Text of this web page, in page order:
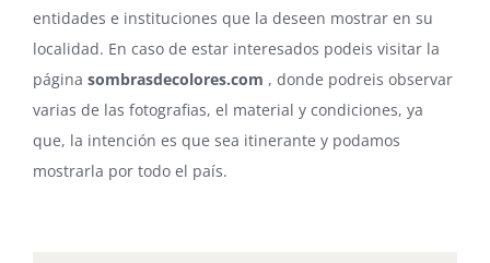
entidades e instituciones que la deseen mostrar en su
localidad. En caso de estar interesados podeis visitar la
página sombrasdecolores.com , donde podreis observar
varias de las fotografias, el material y condiciones, ya
que, la intención es que sea itinerante y podamos
mostrarla por todo el país.